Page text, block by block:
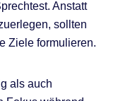
Anstatt
sollten
Ziele formulieren.
als auch